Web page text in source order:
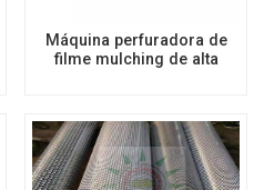
Máquina perfuradora de
filme mulching de alta